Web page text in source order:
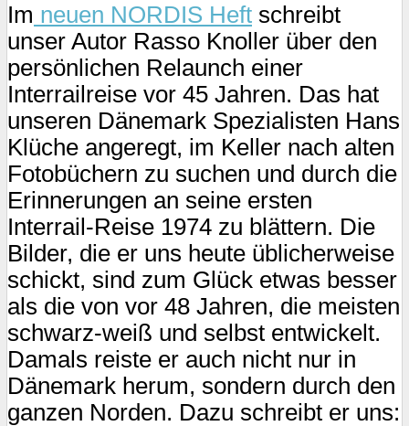
Im neuen NORDIS Heft schreibt
unser Autor Rasso Knoller über den
persönlichen Relaunch einer
Interrailreise vor 45 Jahren. Das hat
unseren Dänemark Spezialisten Hans
Klüche angeregt, im Keller nach alten
Fotobüchern zu suchen und durch die
Erinnerungen an seine ersten
Interrail-Reise 1974 zu blättern. Die
Bilder, die er uns heute üblicherweise
schickt, sind zum Glück etwas besser
als die von vor 48 Jahren, die meisten
schwarz-weiß und selbst entwickelt.
Damals reiste er auch nicht nur in
Dänemark herum, sondern durch den
ganzen Norden. Dazu schreibt er uns: